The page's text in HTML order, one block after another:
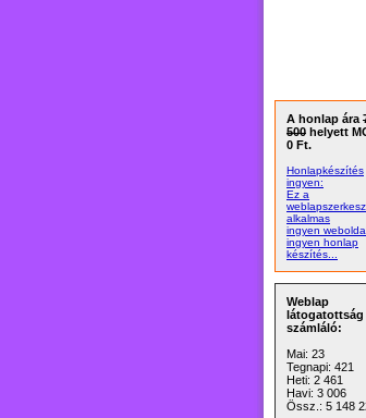
A honlap ára
500 helyett
0 Ft.
Honlapkészítés
ingyen:
Ez a
alkalmas
ingyen
ingyen honlap
készítés...
Weblap
látogatottság
számláló:
Mai: 23
Tegnapi: 421
Heti: 2 461
Havi: 3 006
Össz.: 5 148